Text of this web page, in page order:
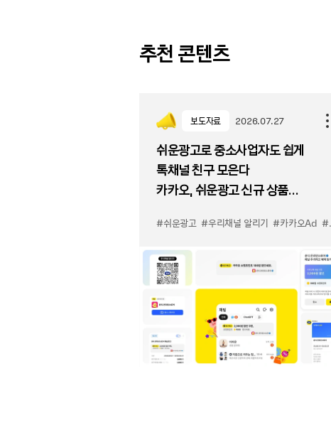
추천 콘텐츠
보도자료 2026.07.27
쉬운광고로 중소사업자도 쉽게
톡채널 친구 모은다
카카오, 쉬운광고 신규 상품
#쉬운광고 #우리채널 알리기 #카카오Ad #카톡 쉬운 광고